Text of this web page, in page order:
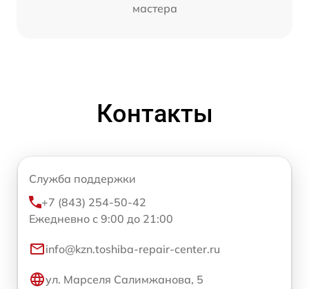
мастера
Контакты
Служба поддержки
+7 (843) 254-50-42
Ежедневно с 9:00 до 21:00
info@kzn.toshiba-repair-center.ru
ул. Марселя Салимжанова, 5